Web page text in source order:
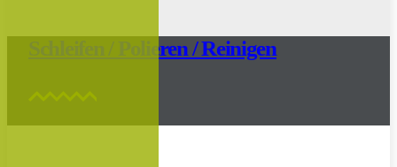
Schleifen / Polieren / Reinigen